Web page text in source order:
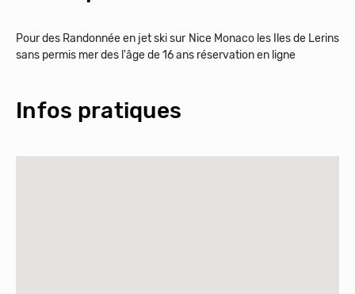
Pour des Randonnée en jet ski sur Nice Monaco les Iles de Lerins
sans permis mer des l'âge de 16 ans réservation en ligne
Infos pratiques